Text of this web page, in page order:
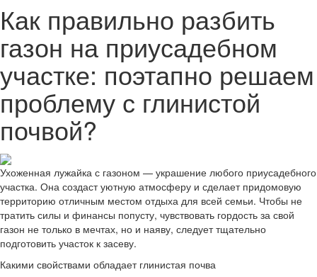
Как правильно разбить
газон на приусадебном
участке: поэтапно решаем
проблему с глинистой
почвой?
Ухоженная лужайка с газоном — украшение любого приусадебного
участка. Она создаст уютную атмосферу и сделает придомовую
территорию отличным местом отдыха для всей семьи. Чтобы не
тратить силы и финансы попусту, чувствовать гордость за свой
газон не только в мечтах, но и наяву, следует тщательно
подготовить участок к засеву.
Какими свойствами обладает глинистая почва